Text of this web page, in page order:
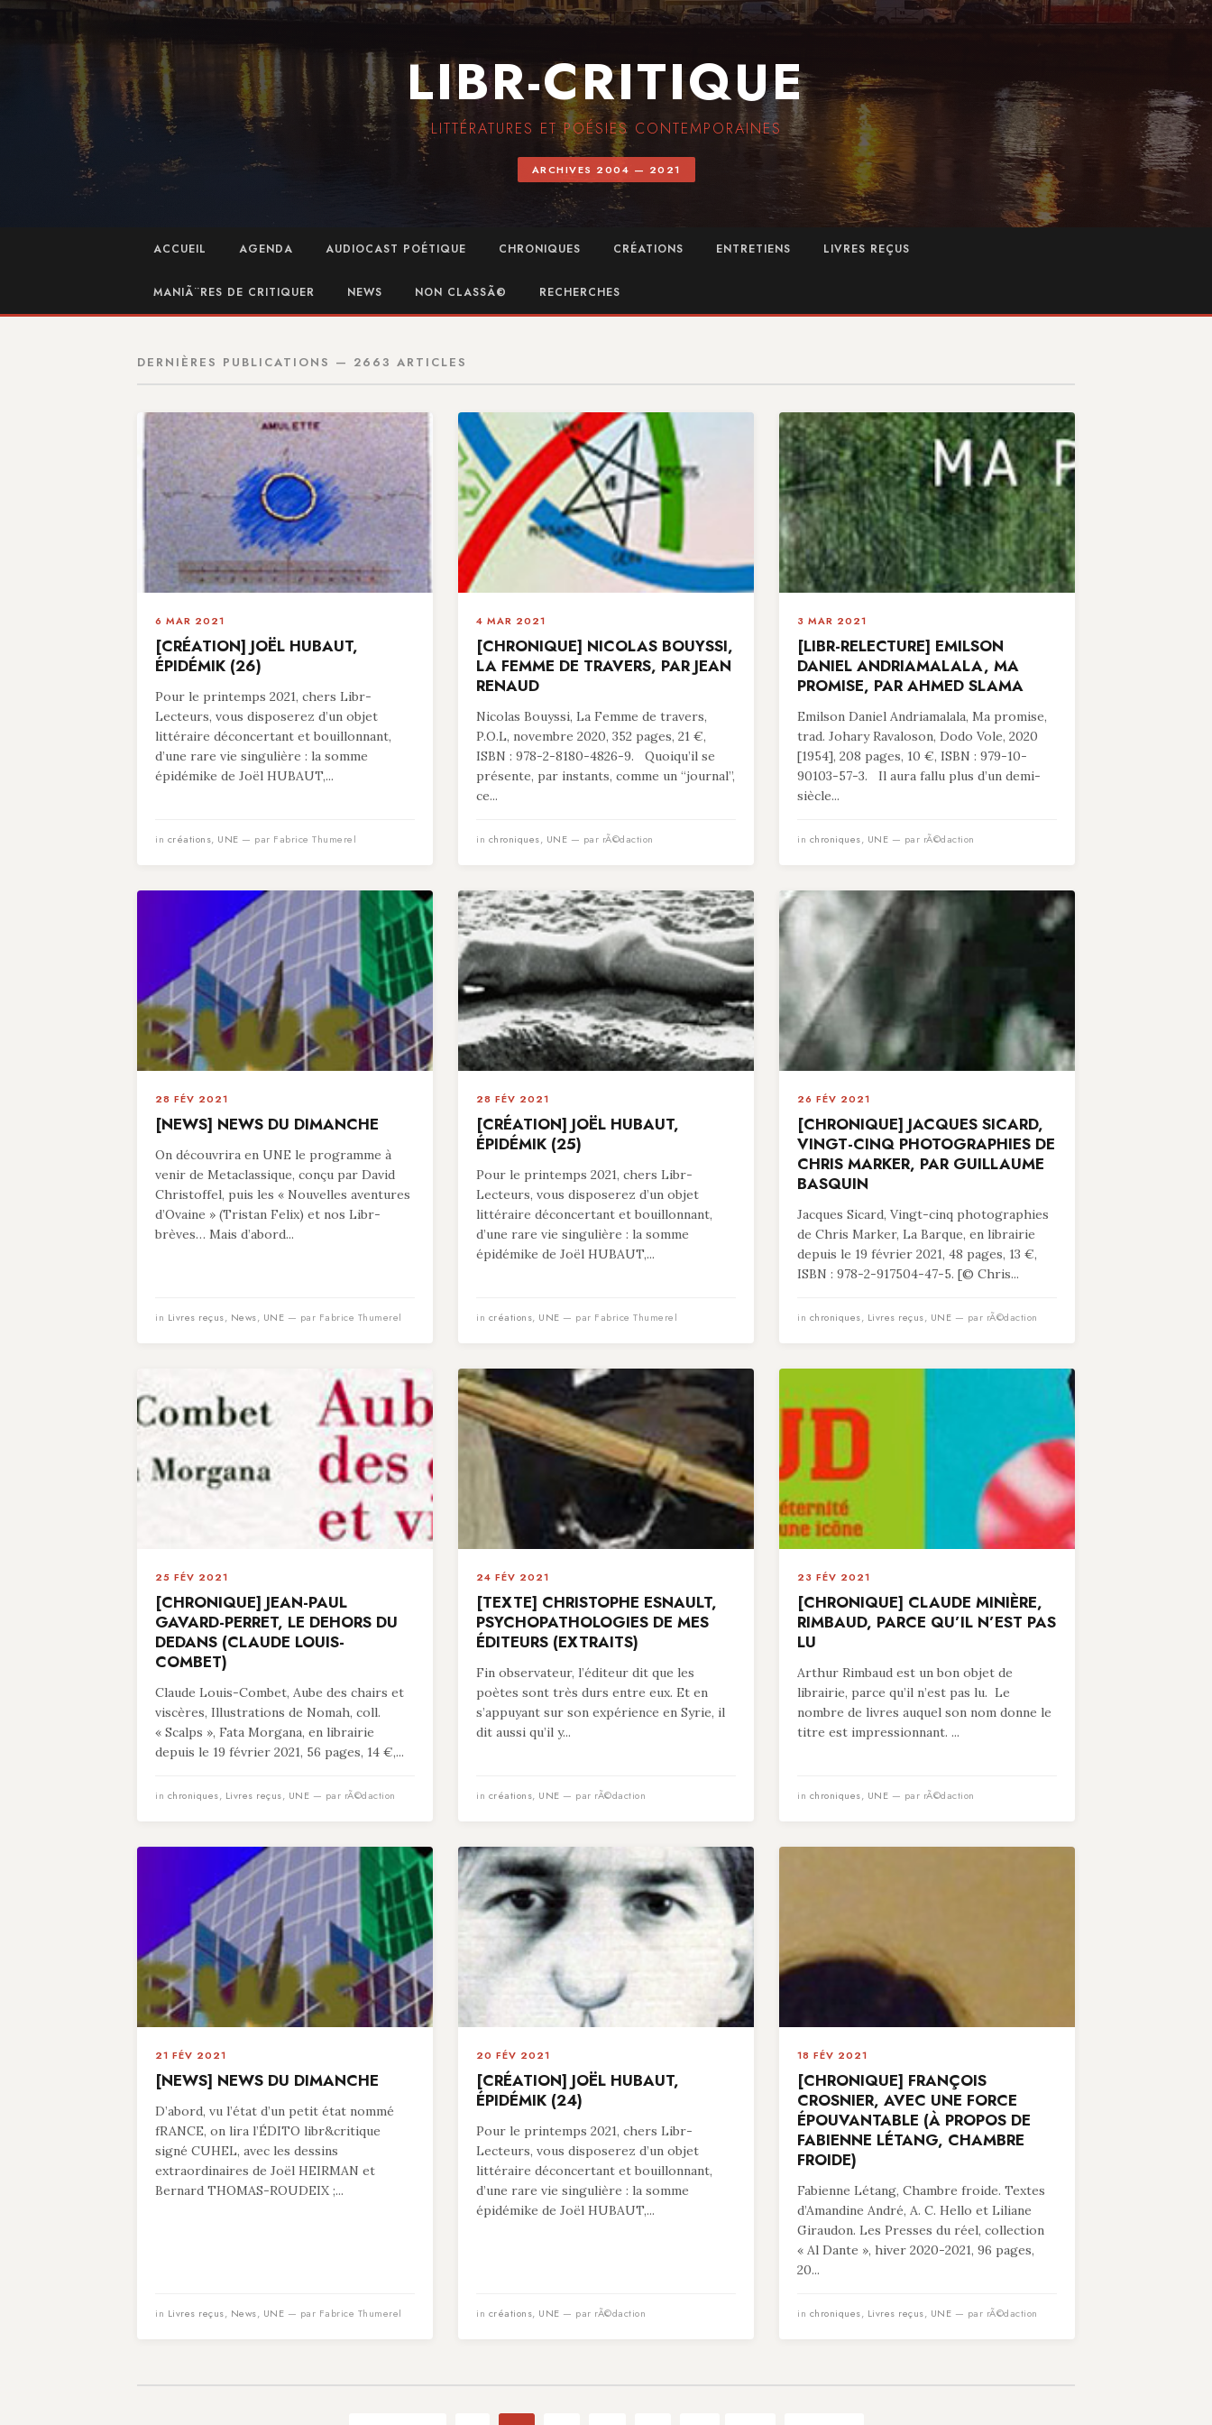
LIBR-CRITIQUE
LITTÉRATURES ET POÉSIES CONTEMPORAINES
ARCHIVES 2004 — 2021
ACCUEIL AGENDA AUDIOCAST POÉTIQUE CHRONIQUES CRÉATIONS ENTRETIENS LIVRES REÇUS
MANIÃ¨RES DE CRITIQUER NEWS NON CLASSÃ© RECHERCHES
DERNIÈRES PUBLICATIONS — 2663 ARTICLES
6 MAR 2021
[CRÉATION] JOËL HUBAUT,
ÉPIDÉMIK (26)
Pour le printemps 2021, chers Libr-
Lecteurs, vous disposerez d’un objet
littéraire déconcertant et bouillonnant,
d’une rare vie singulière : la somme
épidémike de Joël HUBAUT,...
in créations, UNE — par Fabrice Thumerel
4 MAR 2021
[CHRONIQUE] NICOLAS BOUYSSI,
LA FEMME DE TRAVERS, PAR JEAN
RENAUD
Nicolas Bouyssi, La Femme de travers,
P.O.L, novembre 2020, 352 pages, 21 €,
ISBN : 978-2-8180-4826-9. Quoiqu’il se
présente, par instants, comme un “journal”,
ce...
in chroniques, UNE — par rÃ©daction
3 MAR 2021
[LIBR-RELECTURE] EMILSON
DANIEL ANDRIAMALALA, MA
PROMISE, PAR AHMED SLAMA
Emilson Daniel Andriamalala, Ma promise,
trad. Johary Ravaloson, Dodo Vole, 2020
[1954], 208 pages, 10 €, ISBN : 979-10-
90103-57-3. Il aura fallu plus d’un demi-
siècle...
in chroniques, UNE — par rÃ©daction
28 FÉV 2021
[NEWS] NEWS DU DIMANCHE
On découvrira en UNE le programme à
venir de Metaclassique, conçu par David
Christoffel, puis les « Nouvelles aventures
d’Ovaine » (Tristan Felix) et nos Libr-
brèves… Mais d’abord...
in Livres reçus, News, UNE — par Fabrice Thumerel
28 FÉV 2021
[CRÉATION] JOËL HUBAUT,
ÉPIDÉMIK (25)
Pour le printemps 2021, chers Libr-
Lecteurs, vous disposerez d’un objet
littéraire déconcertant et bouillonnant,
d’une rare vie singulière : la somme
épidémike de Joël HUBAUT,...
in créations, UNE — par Fabrice Thumerel
26 FÉV 2021
[CHRONIQUE] JACQUES SICARD,
VINGT-CINQ PHOTOGRAPHIES DE
CHRIS MARKER, PAR GUILLAUME
BASQUIN
Jacques Sicard, Vingt-cinq photographies
de Chris Marker, La Barque, en librairie
depuis le 19 février 2021, 48 pages, 13 €,
ISBN : 978-2-917504-47-5. [© Chris...
in chroniques, Livres reçus, UNE — par rÃ©daction
25 FÉV 2021
[CHRONIQUE] JEAN-PAUL
GAVARD-PERRET, LE DEHORS DU
DEDANS (CLAUDE LOUIS-
COMBET)
Claude Louis-Combet, Aube des chairs et
viscères, Illustrations de Nomah, coll.
« Scalps », Fata Morgana, en librairie
depuis le 19 février 2021, 56 pages, 14 €,...
in chroniques, Livres reçus, UNE — par rÃ©daction
24 FÉV 2021
[TEXTE] CHRISTOPHE ESNAULT,
PSYCHOPATHOLOGIES DE MES
ÉDITEURS (EXTRAITS)
Fin observateur, l’éditeur dit que les
poètes sont très durs entre eux. Et en
s’appuyant sur son expérience en Syrie, il
dit aussi qu’il y...
in créations, UNE — par rÃ©daction
23 FÉV 2021
[CHRONIQUE] CLAUDE MINIÈRE,
RIMBAUD, PARCE QU’IL N’EST PAS
LU
Arthur Rimbaud est un bon objet de
librairie, parce qu’il n’est pas lu. Le
nombre de livres auquel son nom donne le
titre est impressionnant. ...
in chroniques, UNE — par rÃ©daction
21 FÉV 2021
[NEWS] NEWS DU DIMANCHE
D’abord, vu l’état d’un petit état nommé
fRANCE, on lira l’ÉDITO libr&critique
signé CUHEL, avec les dessins
extraordinaires de Joël HEIRMAN et
Bernard THOMAS-ROUDEIX ;...
in Livres reçus, News, UNE — par Fabrice Thumerel
20 FÉV 2021
[CRÉATION] JOËL HUBAUT,
ÉPIDÉMIK (24)
Pour le printemps 2021, chers Libr-
Lecteurs, vous disposerez d’un objet
littéraire déconcertant et bouillonnant,
d’une rare vie singulière : la somme
épidémike de Joël HUBAUT,...
in créations, UNE — par rÃ©daction
18 FÉV 2021
[CHRONIQUE] FRANÇOIS
CROSNIER, AVEC UNE FORCE
ÉPOUVANTABLE (À PROPOS DE
FABIENNE LÉTANG, CHAMBRE
FROIDE)
Fabienne Létang, Chambre froide. Textes
d’Amandine André, A. C. Hello et Liliane
Giraudon. Les Presses du réel, collection
« Al Dante », hiver 2020-2021, 96 pages,
20...
in chroniques, Livres reçus, UNE — par rÃ©daction